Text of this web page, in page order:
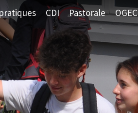
CDI Pastorale OGEC